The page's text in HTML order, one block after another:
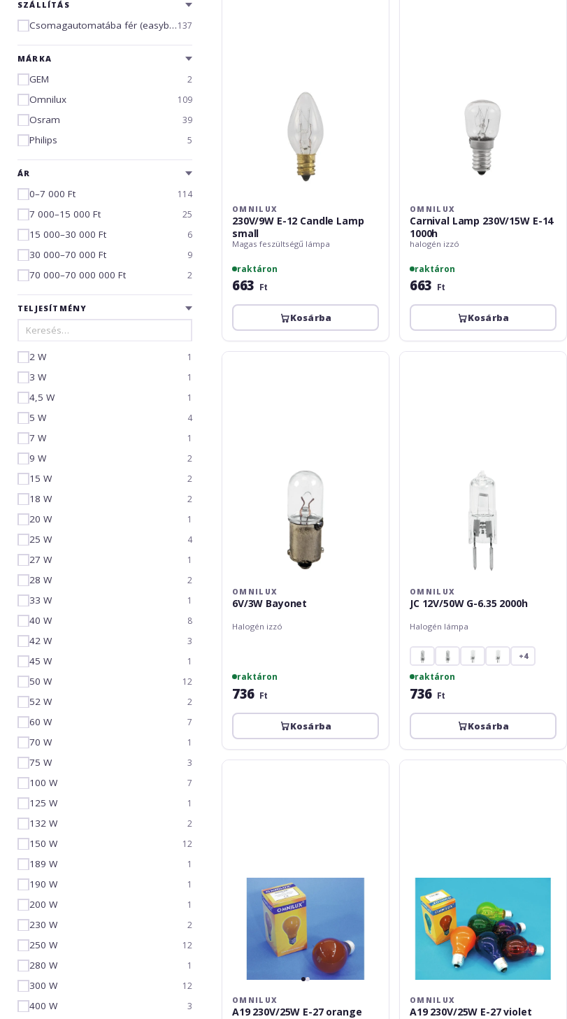
SZÁLLÍTÁS
Csomagautomatába fér (easybox)137
MÁRKA
GEM 2
Omnilux 109
Osram 39
Philips 5
ÁR
0–7 000 Ft 114
7 000–15 000 Ft 25
15 000–30 000 Ft 6
30 000–70 000 Ft 9
70 000–70 000 000 Ft 2
TELJESÍTMÉNY
2 W 1
3 W 1
4,5 W 1
5 W 4
7 W 1
9 W 2
15 W 2
18 W 2
20 W 1
25 W 4
27 W 1
28 W 2
33 W 1
40 W 8
42 W 3
45 W 1
50 W 12
52 W 2
60 W 7
70 W 1
75 W 3
100 W 7
125 W 1
132 W 2
150 W 12
189 W 1
190 W 1
200 W 1
230 W 2
250 W 12
280 W 1
300 W 12
400 W 3
OMNILUX
230V/9W E-12 Candle Lamp
small
Magas feszültségű lámpa
raktáron
663 Ft
Kosárba
OMNILUX
Carnival Lamp 230V/15W E-14
1000h
halogén izzó
raktáron
663 Ft
Kosárba
Omnilux
OMNILUX
6V/3W Bayonet
Halogén izzó
raktáron
736 Ft
Kosárba
Omnilux
OMNILUX
JC 12V/50W G-6.35 2000h
Halogén lámpa
+4
raktáron
736 Ft
Kosárba
Omnilux
OMNILUX
A19 230V/25W E-27 orange
Omnilux
OMNILUX
A19 230V/25W E-27 violet